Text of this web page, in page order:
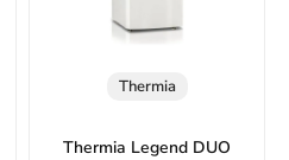
Thermia
Thermia Legend DUO